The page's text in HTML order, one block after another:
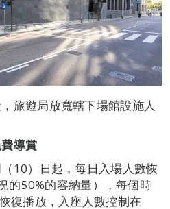
旅遊局放寬轄下場館設施人
導賞
10）日起，每日入場人數恢
的50%的容納量），每個時
復播放，入座人數控制在